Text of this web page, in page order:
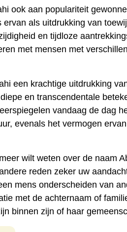
ook aan populariteit
als uitdrukking van
en tijdloze
met mensen met
een krachtige uitdrukking
en transcendentale
vandaag de dag
evenals het vermogen
wilt weten over de naam
reden zeker uw
mens onderscheiden van
met de achternaam of
binnen zijn of haar